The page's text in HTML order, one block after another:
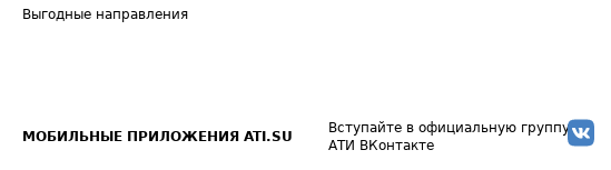
Выгодные направления
МОБИЛЬНЫЕ ПРИЛОЖЕНИЯ ATI.SU
Вступайте в официальную группу
АТИ ВКонтакте